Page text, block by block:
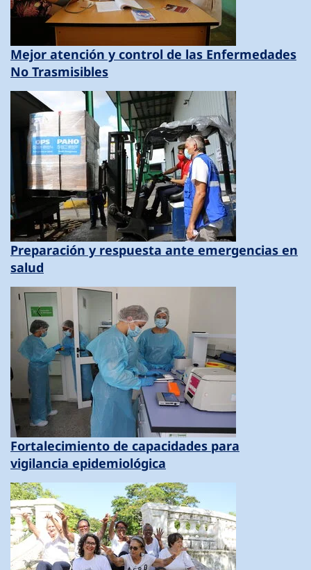
Mejor atención y control de las Enfermedades
No Trasmisibles
Preparación y respuesta ante emergencias en
salud
Fortalecimiento de capacidades para
vigilancia epidemiológica